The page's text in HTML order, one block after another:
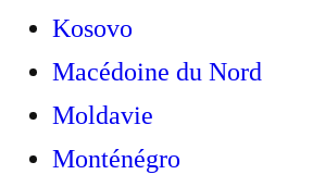
Kosovo
Macédoine du Nord
Moldavie
Monténégro